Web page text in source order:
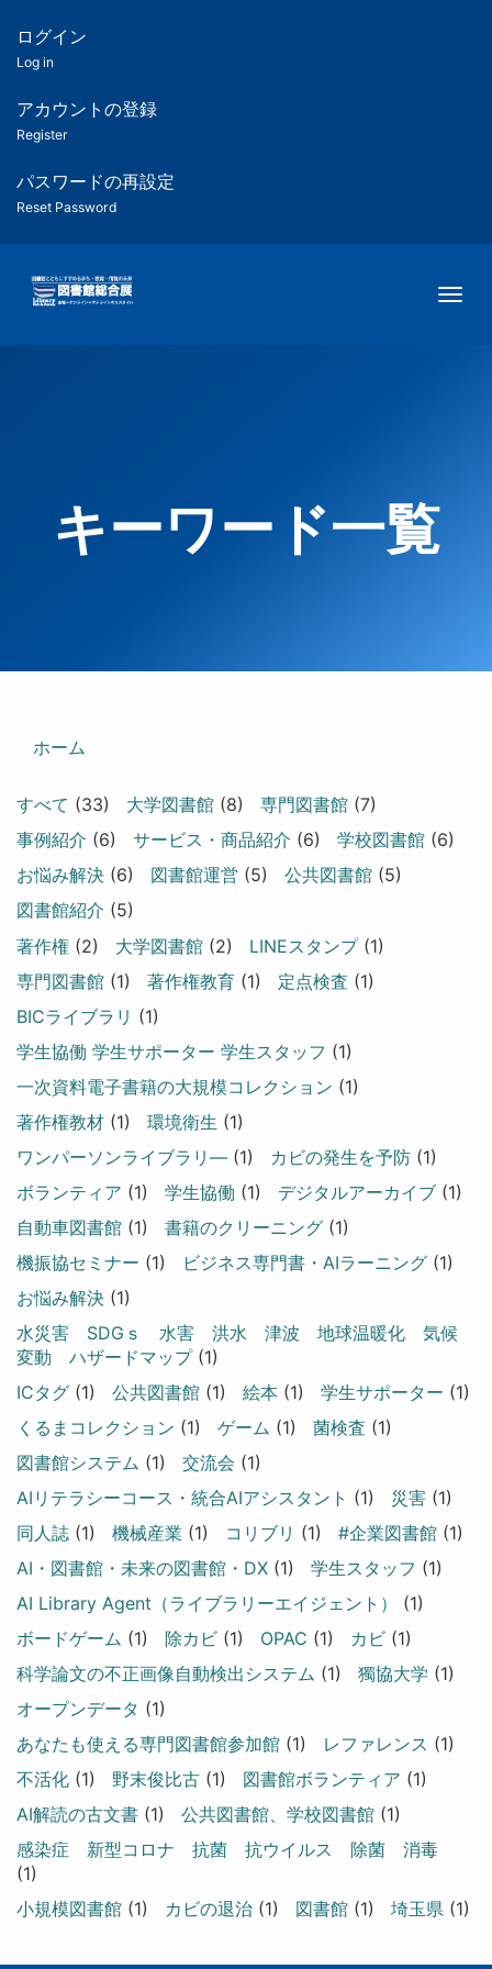
ツ
匿
名
ユ
ー
ー
用
メ
ログイン
Log in
アカウントの登録
Register
パスワードの再設定
Reset Password
キーワード一覧
ホーム
すべて (33) 大学図書館(8) 専門図書館(7)
事例紹介 (6) サービス・商品紹介 (6) 学校図書館(6)
お悩み解決(6) 図書館運営 (5) 公共図書館(5)
図書館紹介 (5)
著作権(2) 大学図書館(2) LINEスタンプ(1)
専門図書館(1) 著作権教育(1) 定点検査 (1)
BICライブラリ (1)
学生協働 学生サポーター 学生スタッフ (1)
一次資料電子書籍の大規模コレクション (1)
著作権教材(1) 環境衛生 (1)
ワンパーソンライブラリ―(1) カビの発生を予防(1)
ボランティア (1) 学生協働 (1) デジタルアーカイブ(1)
自動車図書館(1) 書籍のクリーニング(1)
機振協セミナー (1) ビジネス専門書・AIラーニング(1)
お悩み解決(1)
水災害 SDGｓ 水害 洪水 津波 地球温暖化 気候
変動 ハザードマップ(1)
ICタグ(1) 公共図書館(1) 絵本(1) 学生サポーター (1)
くるまコレクション (1) ゲーム (1) 菌検査 (1)
図書館システム (1) 交流会 (1)
AIリテラシーコース・統合AIアシスタント (1) 災害(1)
同人誌(1) 機械産業 (1) コリブリ (1) #企業図書館(1)
AI・図書館・未来の図書館・DX(1) 学生スタッフ (1)
AI Library Agent（ライブラリーエイジェント）
(1)
ボードゲーム (1) 除カビ(1) OPAC (1) カビ(1)
科学論文の不正画像自動検出システム (1) 獨協大学 (1)
オープンデータ (1)
あなたも使える専門図書館参加館(1) レファレンス (1)
不活化(1) 野末俊比古(1) 図書館ボランティア (1)
AI解読の古文書(1) 公共図書館、学校図書館(1)
感染症 新型コロナ 抗菌 抗ウイルス 除菌 消毒
(1)
小規模図書館(1) カビの退治(1) 図書館(1) 埼玉県(1)